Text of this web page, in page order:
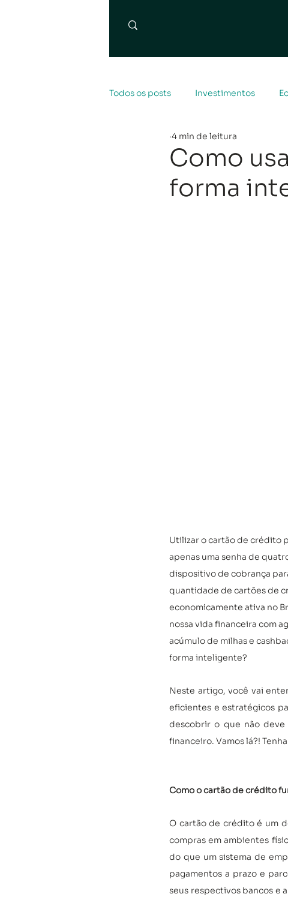
Todos os posts Investimentos
Como
forma
4 min de leitura
Utilizar o cartão de crédito
apenas uma senha de
dispositivo de cobrança
quantidade de cartões de
economicamente ativa no
nossa vida financeira com
acúmulo de milhas e
forma inteligente?
Neste artigo, você vai
eficientes e estratégicos
descobrir o que não
financeiro. Vamos lá?!
Como o cartão de crédito
O cartão de crédito é um
compras em ambientes
do que um sistema de
pagamentos a prazo e
seus respectivos bancos e